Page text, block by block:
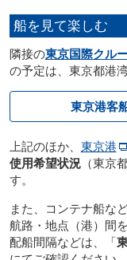
船を見て楽しむ
隣接の東京国際クル
の予定は、東京都港
東京港客
上記のほか、 東京港
使用希望状況（東京
す。
また、コンテナ船な
航路・地点（港）間を
配船間隔などは、「